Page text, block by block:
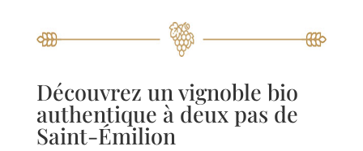
Découvrez un vignoble bio
authentique à deux pas de
Saint-Émilion